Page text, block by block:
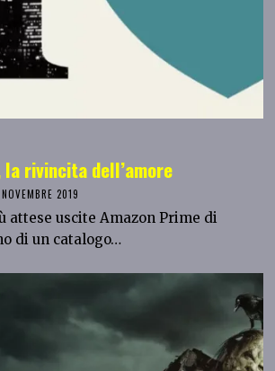
la rivincita dell’amore
2019
attese uscite Amazon Prime di
di un catalogo…